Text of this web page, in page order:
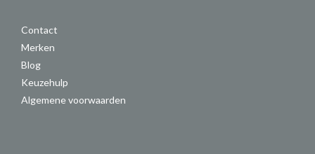
Contact
Merken
Blog
Keuzehulp
Algemene voorwaarden